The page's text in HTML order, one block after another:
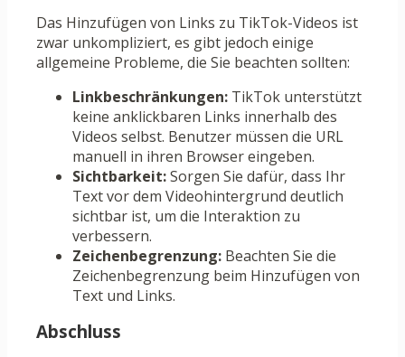
Das Hinzufügen von Links zu TikTok-Videos ist
zwar unkompliziert, es gibt jedoch einige
allgemeine Probleme, die Sie beachten sollten:
Linkbeschränkungen: TikTok unterstützt
keine anklickbaren Links innerhalb des
Videos selbst. Benutzer müssen die URL
manuell in ihren Browser eingeben.
Sichtbarkeit:Sorgen Sie dafür, dass Ihr
Text vor dem Videohintergrund deutlich
sichtbar ist, um die Interaktion zu
verbessern.
Zeichenbegrenzung: Beachten Sie die
Zeichenbegrenzung beim Hinzufügen von
Text und Links.
Abschluss